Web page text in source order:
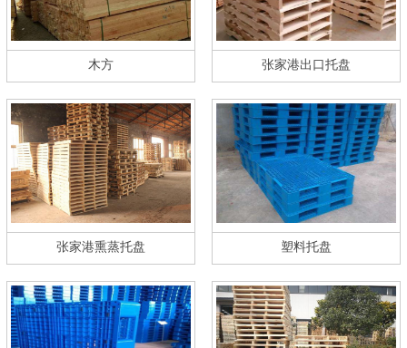
木方 张家港出口托盘
张家港熏蒸托盘 塑料托盘